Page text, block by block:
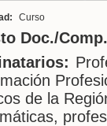
Curso
Doc./
de la